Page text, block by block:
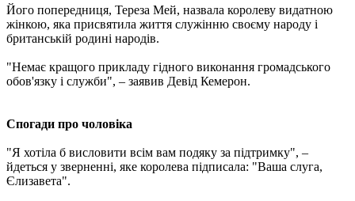
Його попередниця, Тереза ​​Мей, назвала королеву видатною
жінкою, яка присвятила життя служінню своєму народу і
британській родині народів.
"Немає кращого прикладу гідного виконання громадського
обов'язку і служби", – заявив Девід Кемерон.
Спогади про чоловіка
"Я хотіла б висловити всім вам подяку за підтримку", –
йдеться у зверненні, яке королева підписала: "Ваша слуга,
Єлизавета".